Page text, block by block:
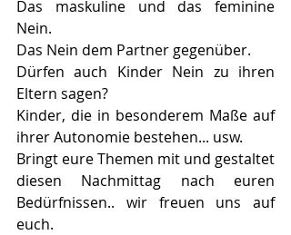
Das maskuline und das feminine
Nein.
Das Nein dem Partner gegenüber.
Dürfen auch Kinder Nein zu ihren
Eltern sagen?
Kinder, die in besonderem Maße auf
ihrer Autonomie bestehen... usw.
Bringt eure Themen mit und gestaltet
diesen Nachmittag nach euren
Bedürfnissen.. wir freuen uns auf
euch.